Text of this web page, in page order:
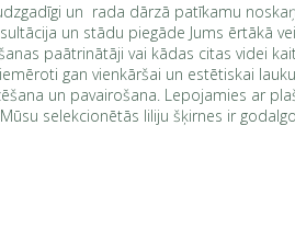
un rada dārzā patīkamu
un stādu piegāde Jums ērtākā
paātrinātāji vai kādas citas videi
gan vienkāršai un estētiskai
un pavairošana. Lepojamies ar
selekcionētās liliju šķirnes ir